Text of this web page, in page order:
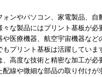
ンやパソコン、家電製品、自
々な製品にはプリント基板が必
や医療機器、航空宇宙機器など
プリント基板は活躍していま
高度な技術と精密な加工が必
配線や微細な部品の取り付けが